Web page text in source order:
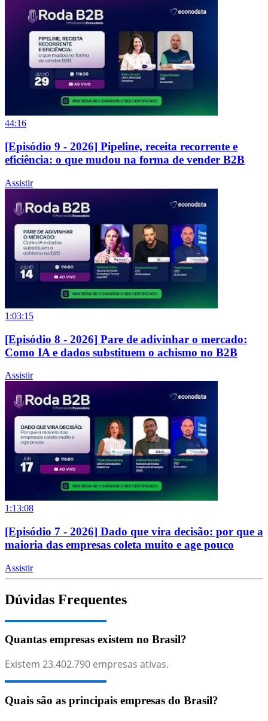
44:16
[Episódio 9 - 2026] Pipeline, receita recorrente e
eficiência: o que mudou na forma de vender B2B
Assistir
1:03:15
[Episódio 8 - 2026] Pare de adivinhar o mercado:
Como IA e dados substituem o achismo no B2B
Assistir
1:13:08
[Episódio 7 - 2026] Dado que vira decisão: por que a
maioria das empresas coleta muito e age pouco
Assistir
Dúvidas Frequentes
Quantas empresas existem no Brasil?
Existem 23.402.790 empresas ativas.
Quais são as principais empresas do Brasil?